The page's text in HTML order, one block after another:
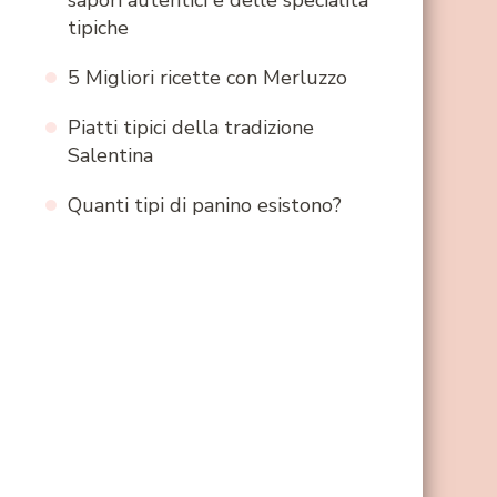
tipiche
5 Migliori ricette con Merluzzo
Piatti tipici della tradizione
Salentina
Quanti tipi di panino esistono?